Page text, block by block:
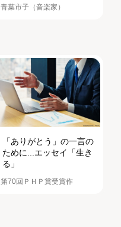
青葉市子（音楽家）
「ありがとう」の一言の
ために...エッセイ「生き
る」
第70回ＰＨＰ賞受賞作